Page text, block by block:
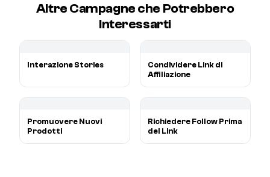
Altre Campagne che Potrebbero
Interessarti
Interazione Stories
Condividere Link di
Affiliazione
Promuovere Nuovi
Prodotti
Richiedere Follow Prima
del Link